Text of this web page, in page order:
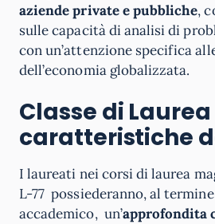
aziende private e pubbliche,
sulle capacità di analisi di
con un’attenzione specifica
dell’economia globalizzata.
Classe di Laurea
caratteristiche
I laureati nei corsi di laurea
L-77 possiederanno, al
accademico, un’approfondita